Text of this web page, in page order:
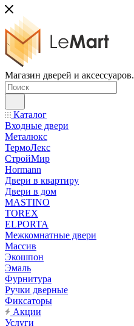
Магазин дверей и аксессуаров.
Каталог
Входные двери
Металюкс
ТермоЛекс
СтройМир
Hormann
Двери в квартиру
Двери в дом
MASTINO
TOREX
ELPORTA
Межкомнатные двери
Массив
Экошпон
Эмаль
Фурнитура
Ручки дверные
Фиксаторы
Акции
Услуги